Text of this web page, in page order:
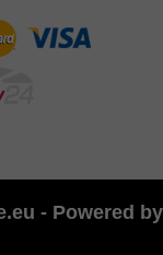
- Powered by